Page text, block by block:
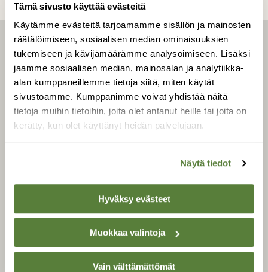
Tämä sivusto käyttää evästeitä
Käytämme evästeitä tarjoamamme sisällön ja mainosten
räätälöimiseen, sosiaalisen median ominaisuuksien
tukemiseen ja kävijämäärämme analysoimiseen. Lisäksi
jaamme sosiaalisen median, mainosalan ja analytiikka-
alan kumppaneillemme tietoja siitä, miten käytät
sivustoamme. Kumppanimme voivat yhdistää näitä
tietoja muihin tietoihin, joita olet antanut heille tai joita on
kerätty, kun olet käyttänyt heidän palvelujaan.
Näytä tiedot
Hyväksy evästeet
Muokkaa valintoja
Vain välttämättömät
LEHTI
Uusin lehti
Tilaa Suomen Luonto
Tilaa digilukuoikeus
Äänestä parasta juttua
SUOMEN LUONNON­
Suomen Luonto -lehden
kustantaja onSuomen
luonnonsuojelu­liitto.